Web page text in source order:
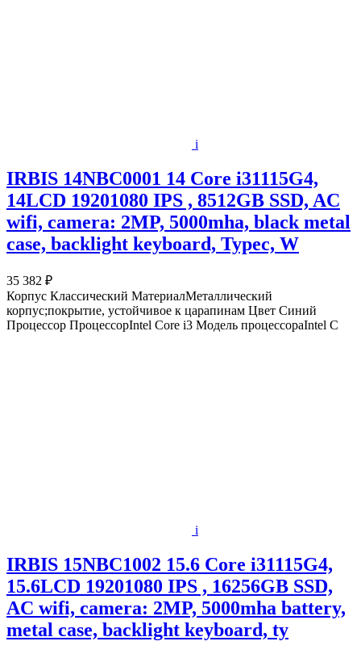
i
IRBIS 14NBC0001 14 Core i31115G4,
14LCD 19201080 IPS , 8512GB SSD, AC
wifi, camera: 2MP, 5000mha, black metal
case, backlight keyboard, Typec, W
35 382 ₽
Корпус Классический МатериалМеталлический
корпус;покрытие, устойчивое к царапинам Цвет Синий
Процессор ПроцессорIntel Core i3 Модель процессораIntel C
i
IRBIS 15NBC1002 15.6 Core i31115G4,
15.6LCD 19201080 IPS , 16256GB SSD,
AC wifi, camera: 2MP, 5000mha battery,
metal case, backlight keyboard, ty